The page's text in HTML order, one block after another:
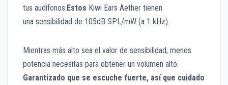
tus audífonos.Estos Kiwi Ears Aether tienen
una sensibilidad de 105dB SPL/mW (a 1 kHz).
Mientras más alto sea el valor de sensibilidad, menos
potencia necesitas para obtener un volumen alto.
Garantizado que se escuche fuerte, así que cuidado